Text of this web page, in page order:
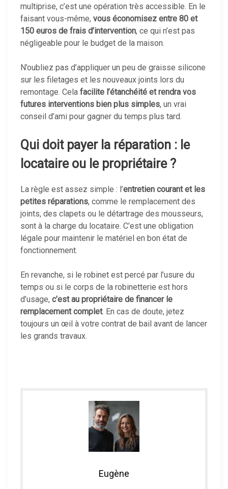
multiprise, c’est une opération très accessible. En le
faisant vous-même, vous économisez entre 80 et
150 euros de frais d’intervention, ce qui n’est pas
négligeable pour le budget de la maison.
N’oubliez pas d’appliquer un peu de graisse silicone
sur les filetages et les nouveaux joints lors du
remontage. Cela facilite l’étanchéité et rendra vos
futures interventions bien plus simples, un vrai
conseil d’ami pour gagner du temps plus tard.
Qui doit payer la réparation : le
locataire ou le propriétaire ?
La règle est assez simple : l’entretien courant et les
petites réparations, comme le remplacement des
joints, des clapets ou le détartrage des mousseurs,
sont à la charge du locataire. C’est une obligation
légale pour maintenir le matériel en bon état de
fonctionnement.
En revanche, si le robinet est percé par l’usure du
temps ou si le corps de la robinetterie est hors
d’usage, c’est au propriétaire de financer le
remplacement complet. En cas de doute, jetez
toujours un œil à votre contrat de bail avant de lancer
les grands travaux.
Eugène